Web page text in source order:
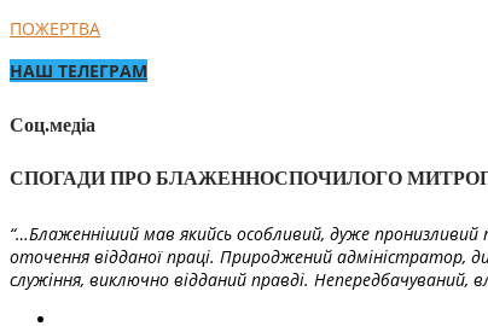
ПОЖЕРТВА
НАШ ТЕЛЕГРАМ
Соц.медіа
СПОГАДИ ПРО БЛАЖЕННОСПОЧИЛОГО
“…Блаженніший мав якийсь особливий, дуже пронизливий
оточення відданої праці. Природжений адміністратор,
служіння, виключно відданий правді. Непередбачуваний,